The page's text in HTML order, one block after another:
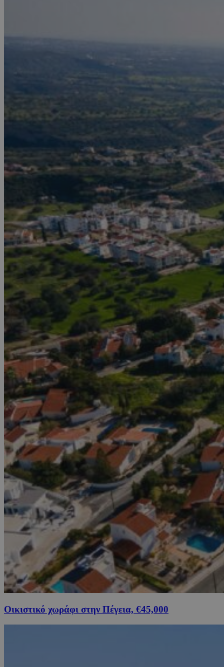
Οικιστικό χωράφι στην Πέγεια, €45,000